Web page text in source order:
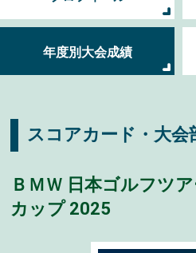
年度別大会成績
スコアカード・大会
ＢＭＷ 日本ゴルフツ
カップ 2025